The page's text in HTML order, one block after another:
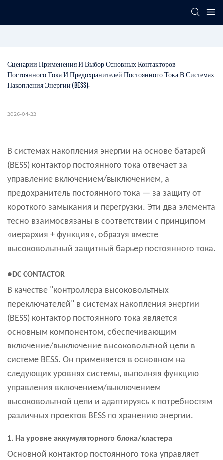
Сценарии Применения И Выбор Основных Контакторов
Постоянного Тока И Предохранителей Постоянного Тока В Системах
Накопления Энергии (BESS).
2026-04-22
В системах накопления энергии на основе батарей
(BESS) контактор постоянного тока отвечает за
управление включением/выключением, а
предохранитель постоянного тока — за защиту от
короткого замыкания и перегрузки. Эти два элемента
тесно взаимосвязаны в соответствии с принципом
«иерархия + функция», образуя вместе
высоковольтный защитный барьер постоянного тока.
●DC CONTACTOR
В качестве "контроллера высоковольтных
переключателей" в системах накопления энергии
(BESS) контактор постоянного тока является
основным компонентом, обеспечивающим
включение/выключение высоковольтной цепи в
системе BESS. Он применяется в основном на
следующих уровнях системы, выполняя функцию
управления включением/выключением
высоковольтной цепи и адаптируясь к потребностям
различных проектов BESS по хранению энергии.
1. На уровне аккумуляторного блока/кластера
Основной контактор постоянного тока управляет